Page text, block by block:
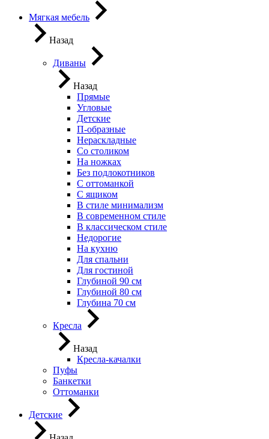
Мягкая мебель
Назад
Диваны
Назад
Прямые
Угловые
Детские
П-образные
Нераскладные
Со столиком
На ножках
Без подлокотников
С оттоманкой
С ящиком
В стиле минимализм
В современном стиле
В классическом стиле
Недорогие
На кухню
Для спальни
Для гостиной
Глубиной 90 см
Глубиной 80 см
Глубина 70 см
Кресла
Назад
Кресла-качалки
Пуфы
Банкетки
Оттоманки
Детские